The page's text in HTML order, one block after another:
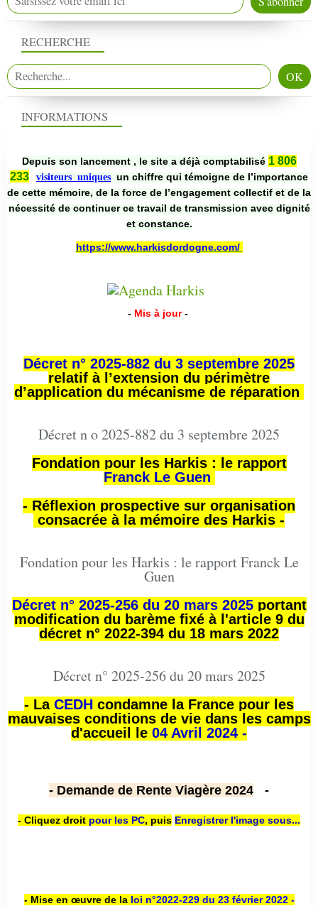
RECHERCHE
INFORMATIONS
Depuis son lancement , le site a déjà comptabilisé 1 806
233
visiteurs uniques un chiffre qui témoigne de l’importance
de cette mémoire, de la force de l’engagement collectif et de la
nécessité de continuer ce travail de transmission avec dignité
et constance.
https://www.harkisdordogne.com/
- Mis à jour -
Décret n° 2025-882 du 3 septembre 2025
relatif à l’extension du périmètre
d’application du mécanisme de réparation
Décret n o 2025-882 du 3 septembre 2025
Fondation pour les Harkis : le rapport
Franck Le Guen
- Réflexion prospective sur organisation
consacrée à la mémoire des Harkis -
Fondation pour les Harkis : le rapport Franck Le
Guen
Décret n° 2025-256 du 20 mars 2025portant
modification du barème fixé à l'article 9 du
décret n° 2022-394 du 18 mars 2022
Décret n° 2025-256 du 20 mars 2025
- La CEDH condamne la France pour les
mauvaises conditions de vie dans les camps
d'accueil le 04 Avril 2024 -
- Demande de Rente Viagère 2024 -
- Cliquez droit pour les PC, puis Enregistrer l'image sous...
- Mise en œuvre de la loi n°2022-229 du 23 février 2022 -